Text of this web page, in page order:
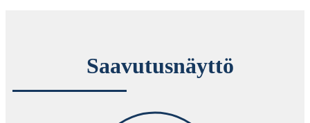
Saavutusnäyttö